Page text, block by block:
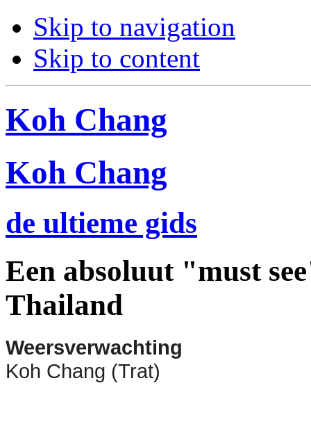
Skip to navigation
Skip to content
Koh Chang
Koh Chang
de ultieme gids
Een absoluut "must
Thailand
Weersverwachting
Koh Chang (Trat)